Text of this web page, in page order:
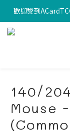
歡迎黎到
140/
Mouse